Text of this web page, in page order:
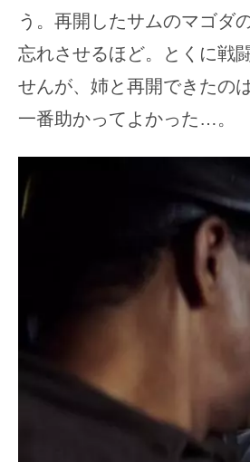
う。再開したサムのマゴダ
忘れさせるほど。とくに戦
せんが、姉と再開できたの
一番助かってよかった…。